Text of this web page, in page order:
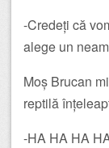
-Credeți că
alege un
Moș Brucan
reptilă
-HA HA HA